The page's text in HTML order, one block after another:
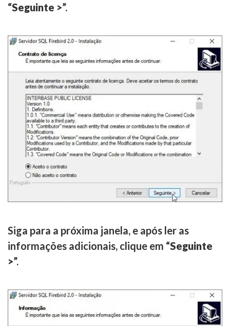
“Seguinte >”.
Siga para a próxima janela, e após ler as
informações adicionais, clique em “Seguinte
>”.